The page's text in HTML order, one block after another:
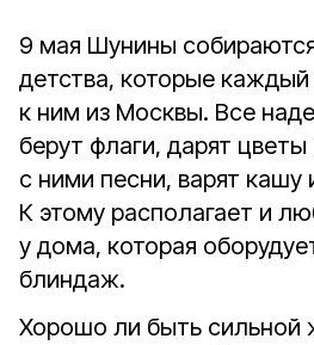
9 мая Шунины
детства, которые
к ним из Москвы. Все
берут флаги, дарят
с ними песни, варят
К этому располагает и
у дома, которая
блиндаж.
Хорошо ли быть сильной